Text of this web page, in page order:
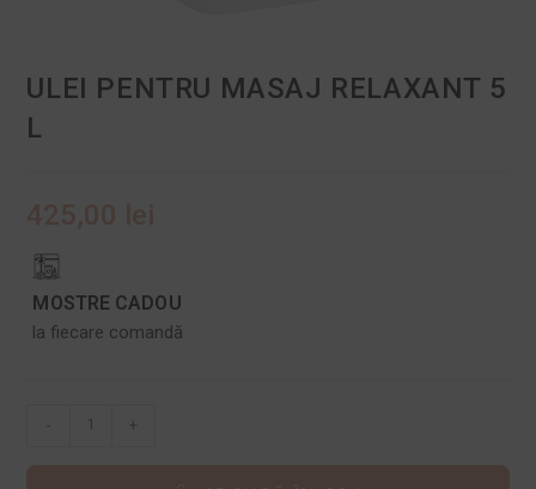
ULEI PENTRU MASAJ RELAXANT 5
L
MOSTRE CADOU
la fiecare comandă
- +